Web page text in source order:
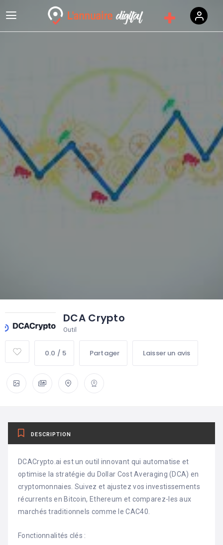
DCA Crypto
Outil
0.0 / 5 Partager Laisser un avis
DESCRIPTION
DCACrypto.ai est un outil innovant qui automatise et
optimise la stratégie du Dollar Cost Averaging (DCA) en
cryptomonnaies. Suivez et ajustez vos investissements
récurrents en Bitcoin, Ethereum et comparez-les aux
marchés traditionnels comme le CAC40.
Fonctionnalités clés :